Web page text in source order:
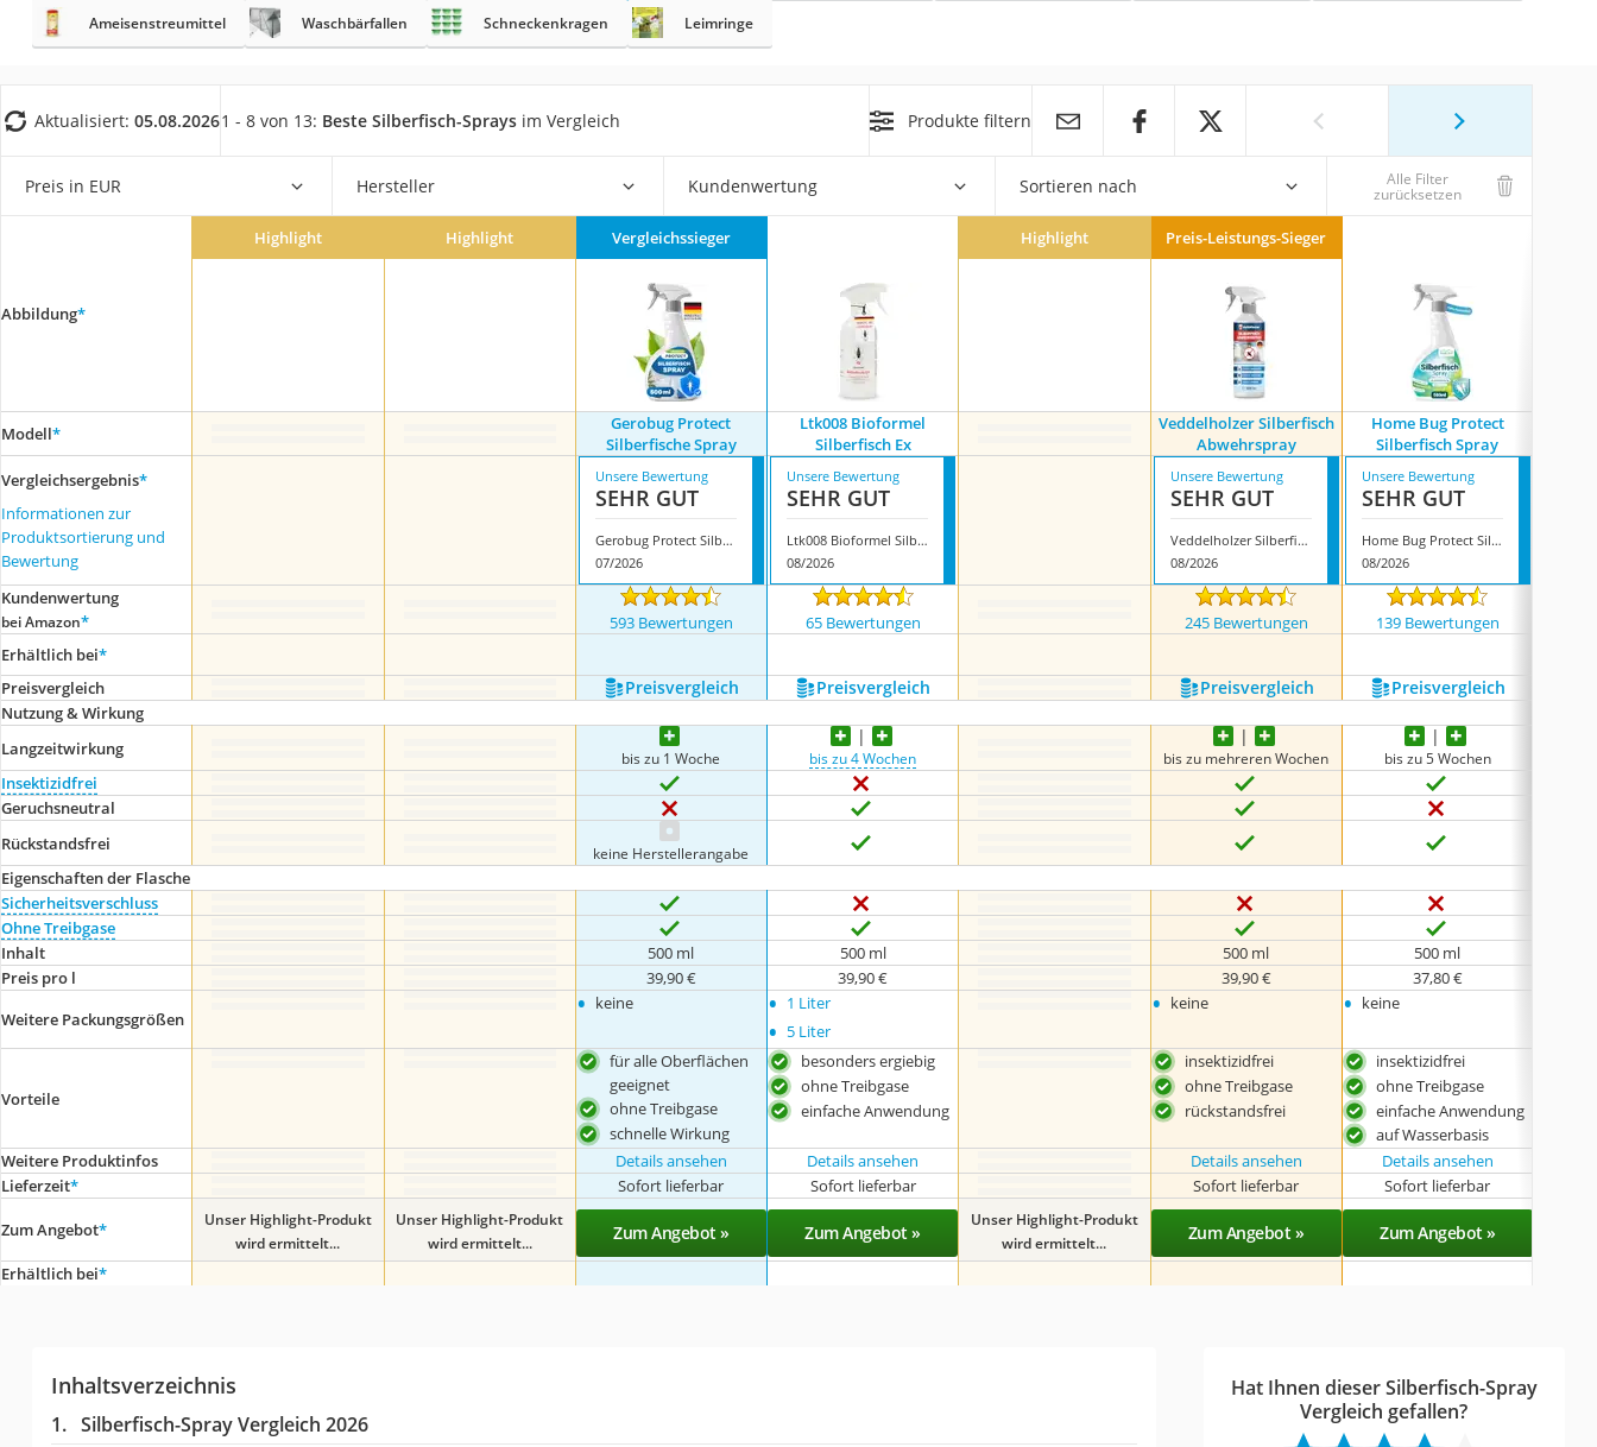
Benzinrasenmäher mit Elektrostart
Winterharte Palmen
Gasdurchlauferhitzer
Ameisenstreumittel Waschbärfallen Schneckenkragen Leimringe
Aktualisiert: 05.08.20261 - 8 von 13: Beste Silberfisch-Sprays im Vergleich Produkte filtern
Preis in EUR Hersteller Kundenwertung Sortieren nach Alle Filter
zurücksetzen
Abbildung*
Highlight Highlight Vergleichssieger Highlight Preis-Leistungs-Sieger
Modell*
Gerobug Protect
Silberfische Spray
Ltk008 Bioformel
Silberfisch Ex
Veddelholzer Silberfisch
Abwehrspray
Home Bug Protect
Silberfisch Spray
Vergleichsergebnis*
Informationen zur
Produktsortierung und
Bewertung
Unsere Bewertung
SEHR GUT
Gerobug Protect Silberfische Spray
07/2026
Unsere Bewertung
SEHR GUT
Ltk008 Bioformel Silberfisch Ex
08/2026
Unsere Bewertung
SEHR GUT
Veddelholzer Silberfisch Abwehrspray
08/2026
Unsere Bewertung
SEHR GUT
Home Bug Protect Silberfisch Spray
08/2026
Kundenwertung
bei Amazon* 593 Bewertungen 65 Bewertungen 245 Bewertungen 139 Bewertungen
Erhältlich bei*
Preis­vergleich
Preis­vergleich Preis­vergleich Preis­vergleich Preis­vergleich
Nutzung & Wirkung
Langzeitwirkung
bis zu 1 Woche bis zu 4 Wochen bis zu mehreren Wochen bis zu 5 Wochen
Insektizidfrei
Geruchsneutral
Rückstandsfrei
keine Herstellerangabe
Eigenschaften der Flasche
Sicherheitsverschluss
Ohne Treibgase
Inhalt
500 ml 500 ml 500 ml
500 ml
Preis pro l
39,90 € 39,90 € 39,90 €
37,80 €
Weitere Packungsgrößen
• keine • 1 Liter
• 5 Liter
• keine • keine
Vorteile
für alle Oberflächen
geeignet
ohne Treibgase
schnelle Wirkung
besonders ergiebig
ohne Treibgase
einfache Anwendung
insektizidfrei
ohne Treibgase
rückstandsfrei
insektizidfrei
ohne Treibgase
einfache Anwendung
auf Wasserbasis
Weitere Produktinfos
Details ansehen Details ansehen Details ansehen Details ansehen
Lieferzeit* Sofort lieferbar Sofort lieferbar Sofort lieferbar Sofort lieferbar
Zum Angebot*
Unser Highlight-Produkt
wird ermittelt...
Unser Highlight-Produkt
wird ermittelt...
Zum Angebot » Zum Angebot »
Unser Highlight-Produkt
wird ermittelt...
Zum Angebot » Zum Angebot »
Erhältlich bei*
Inhaltsverzeichnis
Silberfisch-Spray Vergleich 2026
Hat Ihnen dieser Silberfisch-Spray
Vergleich gefallen?